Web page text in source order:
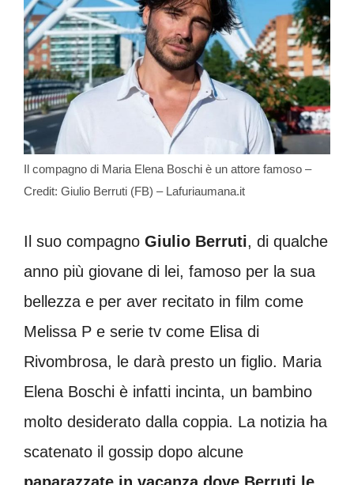
Il compagno di Maria Elena Boschi è un attore famoso –
Credit: Giulio Berruti (FB) – Lafuriaumana.it
Il suo compagno Giulio Berruti, di qualche
anno più giovane di lei, famoso per la sua
bellezza e per aver recitato in film come
Melissa P e serie tv come Elisa di
Rivombrosa, le darà presto un figlio. Maria
Elena Boschi è infatti incinta, un bambino
molto desiderato dalla coppia. La notizia ha
scatenato il gossip dopo alcune